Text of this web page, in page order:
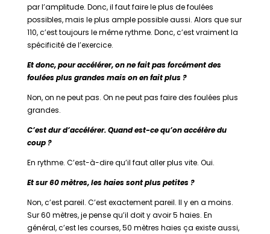
par l’amplitude. Donc, il faut faire le plus de foulées
possibles, mais le plus ample possible aussi. Alors que sur
110, c’est toujours le même rythme. Donc, c’est vraiment la
spécificité de l’exercice.
Et donc, pour accélérer, on ne fait pas forcément des
foulées plus grandes mais on en fait plus ?
Non, on ne peut pas. On ne peut pas faire des foulées plus
grandes.
C’est dur d’accélérer. Quand est-ce qu’on accélère du
coup ?
En rythme. C’est-à-dire qu’il faut aller plus vite. Oui.
Et sur 60 mètres, les haies sont plus petites ?
Non, c’est pareil. C’est exactement pareil. Il y en a moins.
Sur 60 mètres, je pense qu’il doit y avoir 5 haies. En
général, c’est les courses, 50 mètres haies ça existe aussi,